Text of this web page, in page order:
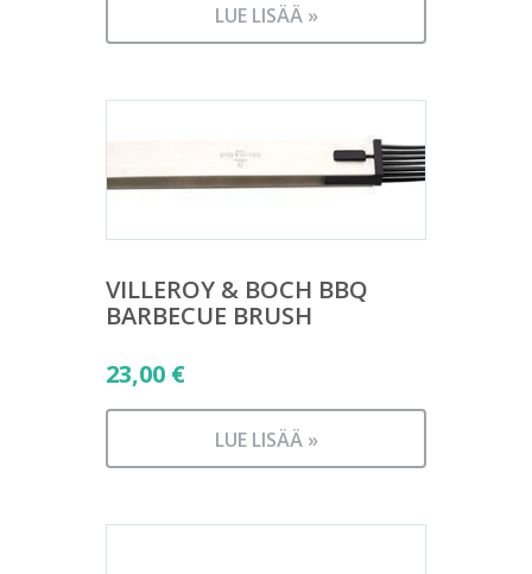
LUE LISÄÄ »
VILLEROY & BOCH BBQ
BARBECUE BRUSH
23,00 €
LUE LISÄÄ »